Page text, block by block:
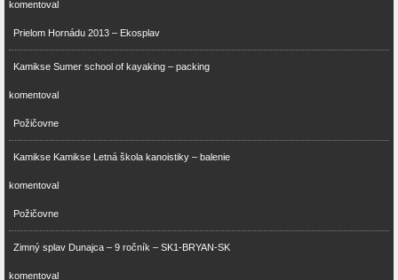
komentoval
Prielom Hornádu 2013 – Ekosplav
Kamikse Sumer school of kayaking – packing
komentoval
Požičovne
Kamikse Kamikse Letná škola kanoistiky – balenie
komentoval
Požičovne
Zimný splav Dunajca – 9 ročník – SK1-BRYAN-SK
komentoval